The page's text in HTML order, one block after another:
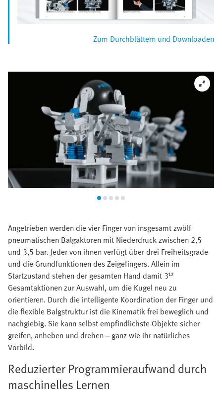
Zum Durchblättern und Downloaden
Angetrieben werden die vier Finger von insgesamt zwölf
pneumatischen Balgaktoren mit Niederdruck zwischen 2,5
und 3,5 bar. Jeder von ihnen verfügt über drei Freiheitsgrade
und die Grundfunktionen des Zeigefingers. Allein im
Startzustand stehen der gesamten Hand damit 3¹²
Gesamtaktionen zur Auswahl, um die Kugel neu zu
orientieren. Durch die intelligente Koordination der Finger und
die flexible Balgstruktur ist die Kinematik frei beweglich und
nachgiebig. Sie kann selbst empfindlichste Objekte sicher
greifen, anheben und drehen – ganz wie ihr natürliches
Vorbild.
Reduzierter Programmieraufwand durch
maschinelles Lernen